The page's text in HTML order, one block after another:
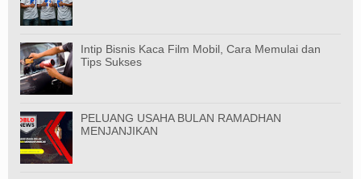
Intip Bisnis Kaca Film Mobil, Cara Memulai dan
Tips Sukses
PELUANG USAHA BULAN RAMADHAN
MENJANJIKAN